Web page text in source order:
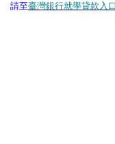
請至臺灣銀行就學貸款入